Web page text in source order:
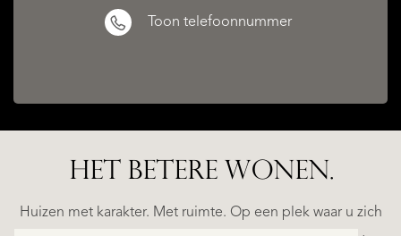
Toon telefoonnummer
HET BETERE WONEN.
Huizen met karakter. Met ruimte. Op een plek waar u zich
ALICANTE
RUAYA